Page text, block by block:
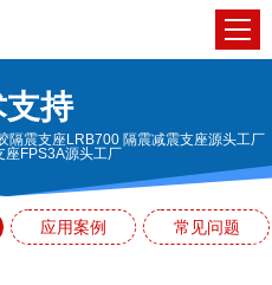
持
隔震支座LRB700 隔震减震支座源头工厂
座FPS3A源头工厂
应用案例 常见问题